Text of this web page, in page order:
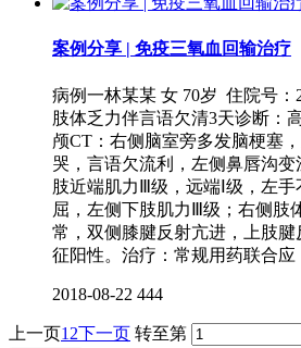
案例分享 | 免疫三氧血回输治疗
病例一林某某 女 70岁 住院号：
肢体乏力伴言语欠清3天诊断：
颅CT：右侧脑室旁多发脑梗塞
哭，言语欠流利，左侧鼻唇沟
肢近端肌力Ⅲ级，远端Ⅰ级，左
屈，左侧下肢肌力Ⅲ级；右侧肢
常，双侧膝腱反射亢进，上肢
征阳性。治疗：常规用药联合应
2018-08-22 444
上一页1 2下一页 转至第